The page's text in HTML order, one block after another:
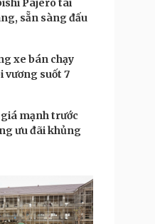
Pajero tái
sẵn sàng đấu
xe bán chạy
vương suốt 7
mạnh trước
ưu đãi khủng